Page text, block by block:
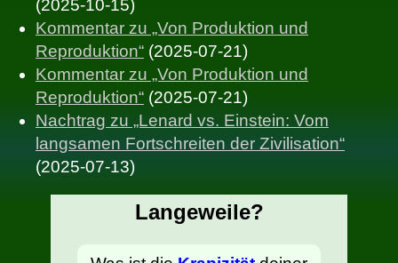
(2025-10-15)
Kommentar zu „Von Produktion und
Reproduktion“ (2025-07-21)
Kommentar zu „Von Produktion und
Reproduktion“ (2025-07-21)
Nachtrag zu „Lenard vs. Einstein: Vom
langsamen Fortschreiten der Zivilisation“
(2025-07-13)
Langeweile?